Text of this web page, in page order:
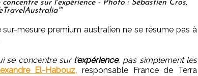
sur l'expérience - Photo : Sébastien Cros,
mesure premium australien ne se résume pas à
se concentre sur l'expérience, pas simplement les
El-Habouz, responsable France de Terra